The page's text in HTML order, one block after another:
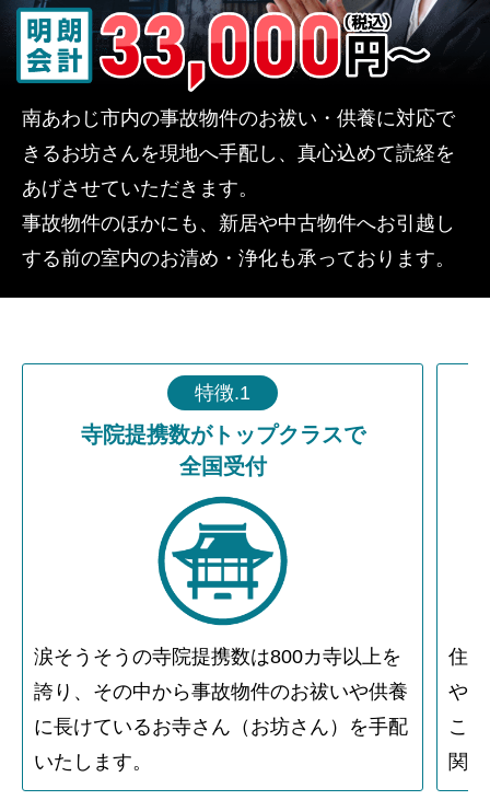
南あわじ市内の事故物件のお祓い・供養に対応で
きるお坊さんを現地へ手配し、真心込めて読経を
あげさせていただきます。
事故物件のほかにも、新居や中古物件へお引越し
する前の室内のお清め・浄化も承っております。
特徴.1
寺院提携数がトップクラスで
全国受付
涙そうそうの寺院提携数は800カ寺以上を
誇り、その中から事故物件のお祓いや供養
に長けているお寺さん（お坊さん）を手配
いたします。
住
や
こ
関